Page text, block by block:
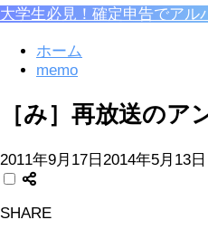
大学生必見！確定申告でアル
ホーム
memo
［み］再放送の
2011年9月17日 2014年5月13日
SHARE